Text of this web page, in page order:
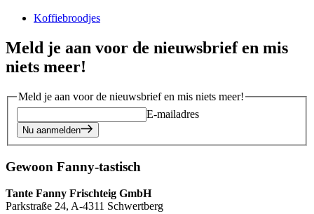
Koffiebroodjes
Meld je aan voor de nieuwsbrief en mis
niets meer!
Meld je aan voor de nieuwsbrief en mis niets meer!
E-mailadres
Nu aanmelden
Gewoon Fanny-tastisch
Tante Fanny Frischteig GmbH
Parkstraße 24, A-4311 Schwertberg